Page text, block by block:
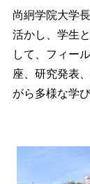
尚絅学院大学
活かし、学生
して、フィー
座、研究発表
がら多様な学